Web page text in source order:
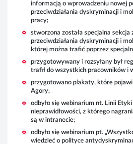
informacją o wprowadzeniu nowej
przeciwdziałania dyskryminacji i
pracy;
stworzona została specjalna
przeciwdziałania dyskryminacji i
której można trafić poprzez
przygotowywany i rozsyłany był
trafił do wszystkich pracowników i
przygotowano plakaty, które
Agory;
odbyło się webinarium nt. Linii
nieprawidłowości, z którego
są w intranecie;
odbyło się webinarium pt.
wiedzieć o polityce